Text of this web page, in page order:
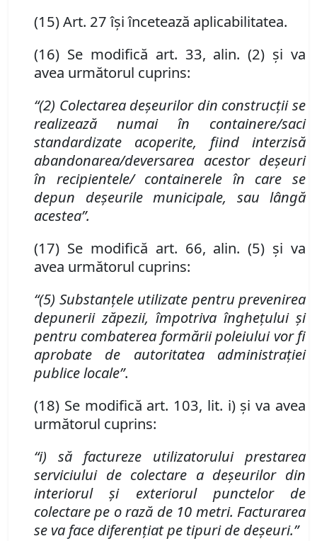
(15)Art. 27 îşi încetează aplicabilitatea.
(16) Se modifică art. 33, alin. (2) și va
avea următorul cuprins:
“(2) Colectarea deşeurilor din construcţii se
realizează numai în containere/saci
standardizate acoperite, fiind interzisă
abandonarea/deversarea acestor deşeuri
în recipientele/ containerele în care se
depun deşeurile municipale, sau lângă
acestea”.
(17) Se modifică art. 66, alin. (5) și va
avea următorul cuprins:
“(5) Substanţele utilizate pentru prevenirea
depunerii zăpezii, împotriva îngheţului şi
pentru combaterea formării poleiului vor fi
aprobate de autoritatea administraţiei
publice locale”.
(18) Se modifică art. 103, lit. i) și va avea
următorul cuprins:
“i) să factureze utilizatorului prestarea
serviciului de colectare a deșeurilor din
interiorul și exteriorul punctelor de
colectare pe o rază de 10 metri. Facturarea
se va face diferențiat pe tipuri de deșeuri.”